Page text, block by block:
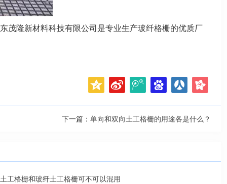
茂隆新材料科技有限公司是专业生产玻纤格栅的优质厂
下一篇： 单向和双向土工格栅的用途各是什么？
工格栅和玻纤土工格栅可不可以混用